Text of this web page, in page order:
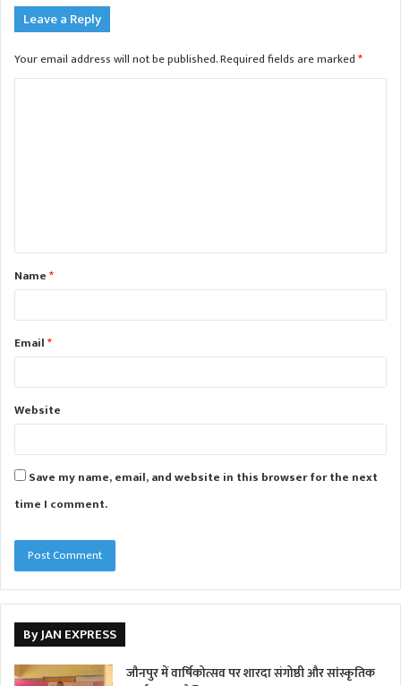
Leave a Reply
Your email address will not be published.Required fields are marked*
t
*Name*
Email*
Website
Save my name, email, and website in this browser for the next
time I comment.
By JAN EXPRESS
जौनपुर में वार्षिकोत्सव पर शारदा संगोष्ठी और सांस्कृतिक